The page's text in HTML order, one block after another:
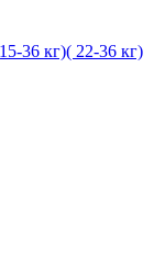
36 кг)( 22-36 кг)